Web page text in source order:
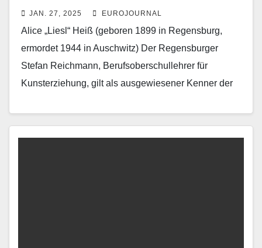
JAN. 27, 2025 EUROJOURNAL
Alice „Liesl“ Heiß (geboren 1899 in Regensburg,
ermordet 1944 in Auschwitz) Der Regensburger
Stefan Reichmann, Berufsoberschullehrer für
Kunsterziehung, gilt als ausgewiesener Kenner der